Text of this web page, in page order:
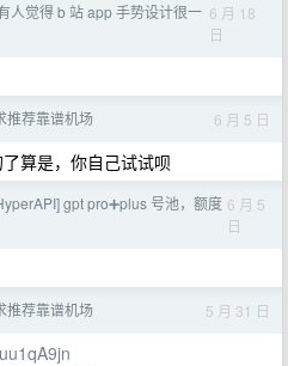
人觉得 b 站 app 手势设计很一 6 月 18
日
推荐靠谱机场 6 月 5 日
算是，你自己试试呗
gpt pro➕plus 号池，额度 6 月 5
日
推荐靠谱机场 5 月 31 日